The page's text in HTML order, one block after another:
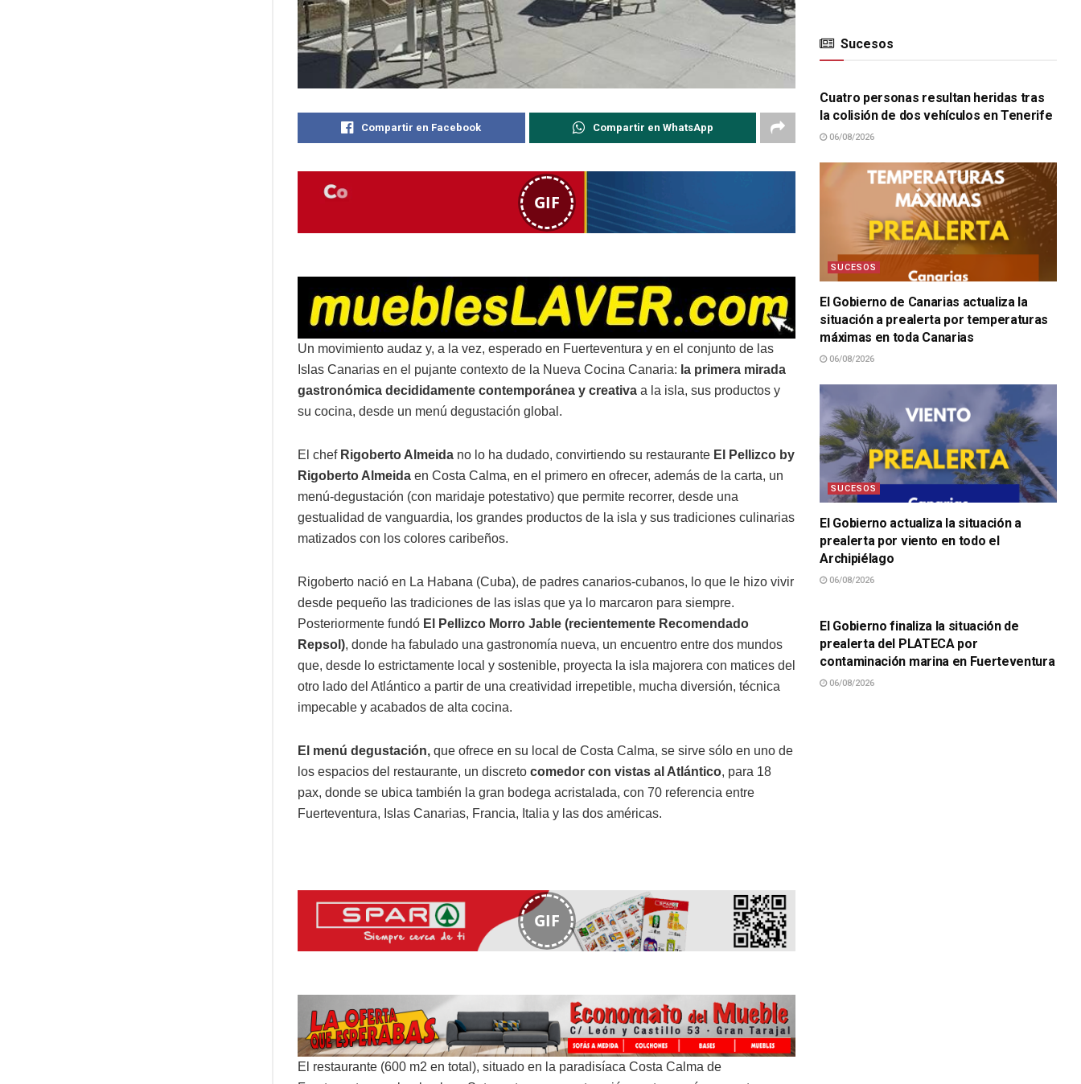
Compartir en Facebook Compartir en WhatsApp
GIF
Un movimiento audaz y, a la vez, esperado en Fuerteventura y en el conjunto de las
Islas Canarias en el pujante contexto de la Nueva Cocina Canaria: la primera mirada
gastronómica decididamente contemporánea y creativa a la isla, sus productos y
su cocina, desde un menú degustación global.
El chef Rigoberto Almeida no lo ha dudado, convirtiendo su restaurante El Pellizco by
Rigoberto Almeida en Costa Calma, en el primero en ofrecer, además de la carta, un
menú-degustación (con maridaje potestativo) que permite recorrer, desde una
gestualidad de vanguardia, los grandes productos de la isla y sus tradiciones culinarias
matizados con los colores caribeños.
Rigoberto nació en La Habana (Cuba), de padres canarios-cubanos, lo que le hizo vivir
desde pequeño las tradiciones de las islas que ya lo marcaron para siempre.
Posteriormente fundó El Pellizco Morro Jable (recientemente Recomendado
Repsol), donde ha fabulado una gastronomía nueva, un encuentro entre dos mundos
que, desde lo estrictamente local y sostenible, proyecta la isla majorera con matices del
otro lado del Atlántico a partir de una creatividad irrepetible, mucha diversión, técnica
impecable y acabados de alta cocina.
El menú degustación, que ofrece en su local de Costa Calma, se sirve sólo en uno de
los espacios del restaurante, un discreto comedor con vistas al Atlántico, para 18
pax, donde se ubica también la gran bodega acristalada, con 70 referencia entre
Fuerteventura, Islas Canarias, Francia, Italia y las dos américas.
GIF
El restaurante (600 m2 en total), situado en la paradisíaca Costa Calma de
Sucesos
SUCESOS
Cuatro personas resultan heridas tras
la colisión de dos vehículos en Tenerife
06/08/2026
SUCESOS
El Gobierno de Canarias actualiza la
situación a prealerta por temperaturas
máximas en toda Canarias
06/08/2026
SUCESOS
El Gobierno actualiza la situación a
prealerta por viento en todo el
Archipiélago
06/08/2026
El Gobierno finaliza la situación de
prealerta del PLATECA por
contaminación marina en Fuerteventura
06/08/2026